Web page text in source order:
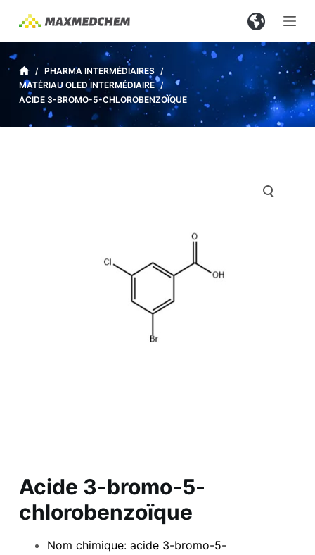
s
s
e
a
/ PHARMA INTERMÉDIAIRES /
MATÉRIAU OLED INTERMÉDIAIRE /
ACIDE 3-BROMO-5-CHLOROBENZOÏQUE
Acide 3-bromo-5-
chlorobenzoïque
Nom chimique: acide 3-bromo-5-